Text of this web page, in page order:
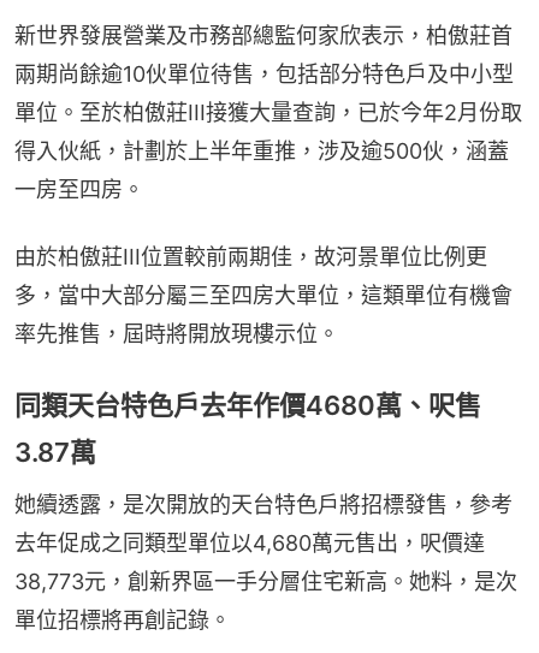
新世界發展營業及市務部總監何家欣表示，柏傲莊首
兩期尚餘逾10伙單位待售，包括部分特色戶及中小型
單位。至於柏傲莊III接獲大量查詢，已於今年2月份取
得入伙紙，計劃於上半年重推，涉及逾500伙，涵蓋
一房至四房。
由於柏傲莊III位置較前兩期佳，故河景單位比例更
多，當中大部分屬三至四房大單位，這類單位有機會
率先推售，屆時將開放現樓示位。
同類天台特色戶去年作價4680萬、呎售
3.87萬
她續透露，是次開放的天台特色戶將招標發售，參考
去年促成之同類型單位以4,680萬元售出，呎價達
38,773元，創新界區一手分層住宅新高。她料，是次
單位招標將再創記錄。